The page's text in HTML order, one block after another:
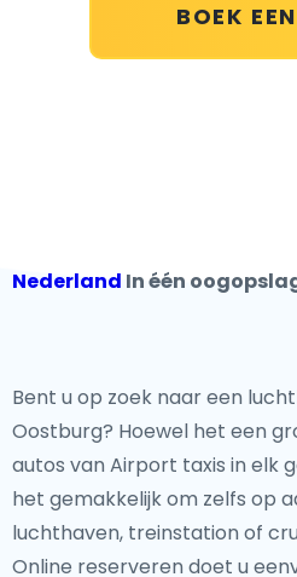
BOEK
Nederland In één
Bent u op zoek naar een
Oostburg? Hoewel het een
autos van Airport taxis in elk
het gemakkelijk om zelfs op
luchthaven, treinstation of
Online reserveren doet u